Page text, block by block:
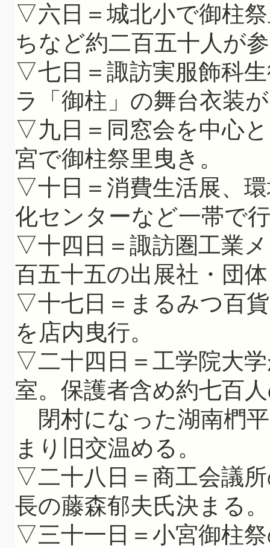
▽六日＝城北小で御柱
ちなど約二百五十人が
▽七日＝諏訪実服飾科
ラ「御柱」の舞台衣装
▽九日＝同窓会を中心
宮で御柱祭里曳き。
▽十日＝消費生活展、
化センターなど一帯で
▽十四日＝諏訪圏工業
百五十五の出展社・団
▽十七日＝まるみつ百
を店内曳行。
▽二十四日＝工学院大
室。保護者含め約七百
閉村になった湖南椚
まり旧交温める。
▽二十八日＝商工会議
長の藤森郁夫氏決まる。
▽三十一日＝小宮御柱